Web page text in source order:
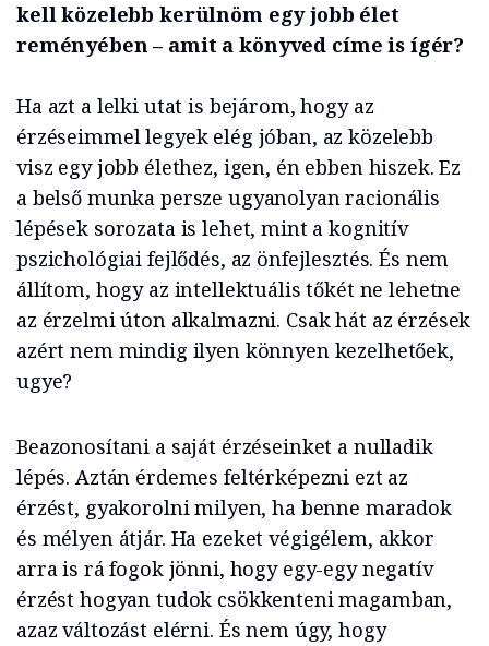
kell közelebb kerülnöm egy jobb élet
reményében – amit a könyved címe is ígér?
Ha azt a lelki utat is bejárom, hogy az
érzéseimmel legyek elég jóban, az közelebb
visz egy jobb élethez, igen, én ebben hiszek. Ez
a belső munka persze ugyanolyan racionális
lépések sorozata is lehet, mint a kognitív
pszichológiai fejlődés, az önfejlesztés. És nem
állítom, hogy az intellektuális tőkét ne lehetne
az érzelmi úton alkalmazni. Csak hát az érzések
azért nem mindig ilyen könnyen kezelhetőek,
ugye?
Beazonosítani a saját érzéseinket a nulladik
lépés. Aztán érdemes feltérképezni ezt az
érzést, gyakorolni milyen, ha benne maradok
és mélyen átjár. Ha ezeket végigélem, akkor
arra is rá fogok jönni, hogy egy-egy negatív
érzést hogyan tudok csökkenteni magamban,
azaz változást elérni. És nem úgy, hogy